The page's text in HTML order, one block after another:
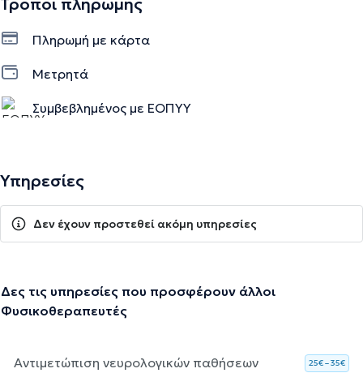
Πληρωμή με κάρτα
Μετρητά
Συμβεβλημένος με ΕΟΠΥΥ
Υπηρεσίες
Δεν έχουν προστεθεί ακόμη υπηρεσίες
Δες τις υπηρεσίες που προσφέρουν άλλοι
Φυσικοθεραπευτές
Αντιμετώπιση νευρολογικών παθήσεων 25€ – 35€